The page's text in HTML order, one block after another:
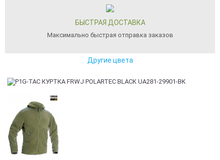
БЫСТРАЯ ДОСТАВКА
Максимально быстрая отправка заказов
Другие цвета